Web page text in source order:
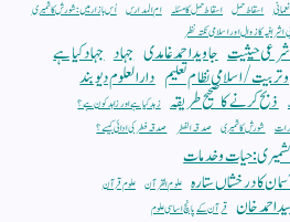
اسقاط حمل اسقاط حمل کا مسئلہ ام المدارس اُس بازار میں : شورش کاشمیری
اشرافیہ کا زوال اور اسلامی نکتہ نظر
شرعی حیثیت جاوید احمد غامدی جہاد جہاد کیا ہے
تربیت/ اسلامی نظام تعلیم دار العلوم دیوبند
ذبح کرنے کا صحیح طریقہ زہد کیا ہے اور زاہد کون ہے؟
شورش کاشمیری صدقہ الفطر صدقہ فطر کی ادائی کیسے؟
کشمیری: حیات و خدمات
کا درخشاں ستارہ علوم القرآن علوم قرآن
احمد خان
قرآن کے پانچ اساسی علوم